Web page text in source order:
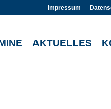
Impressum
AKTUELLES